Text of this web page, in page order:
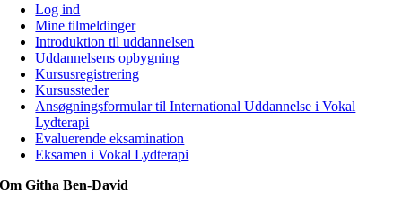
Log ind
Mine tilmeldinger
Introduktion til uddannelsen
Uddannelsens opbygning
Kursusregistrering
Kursussteder
Ansøgningsformular til International Uddannelse i Vokal
Lydterapi
Evaluerende eksamination
Eksamen i Vokal Lydterapi
Om Githa Ben-David